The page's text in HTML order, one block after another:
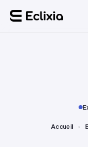
Accueil ›